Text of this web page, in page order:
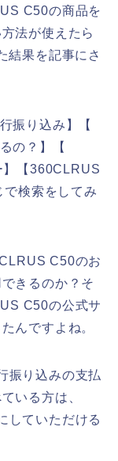
C50の商品を
法が使えたら
結果を記事にさ
振り込み】【
の？】【
【360CLRUS
検索をしてみ
C50のお
きるのか？そ
C50の公式サ
んですよね。
振り込みの支払
いる方は、
していただける